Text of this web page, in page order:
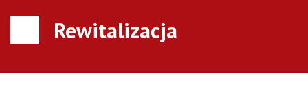
Rewitalizacja